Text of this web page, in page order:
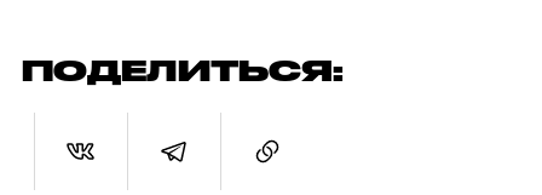
ПОДЕЛИТЬСЯ: